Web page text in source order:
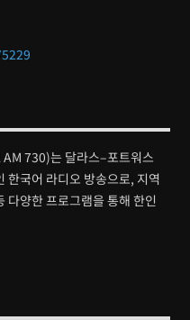
730)는 달라스–포트워스
한국어 라디오 방송으로, 지역
다양한 프로그램을 통해 한인